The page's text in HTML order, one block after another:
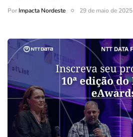
PorImpacta Nordeste 29 de maio de 2025